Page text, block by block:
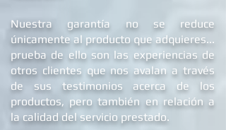
Nuestra garantía no se reduce
únicamente al producto que adquieres...
prueba de ello son las experiencias de
otros clientes que nos avalan a través
de sus testimonios acerca de los
productos, pero también en relación a
la calidad del servicio prestado.